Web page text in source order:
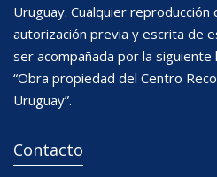
Uruguay. Cualquier
autorización previa y escrita de
ser acompañada por la siguiente
“Obra propiedad del Centro
Uruguay”.
Contacto